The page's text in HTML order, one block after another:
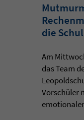
die
Am
das Team
Vorschüler